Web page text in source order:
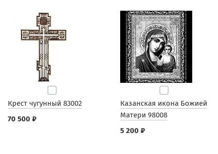
Крест чугунный 83002
70 500 ₽
Казанская икона Божией
Матери 98008
5 200 ₽